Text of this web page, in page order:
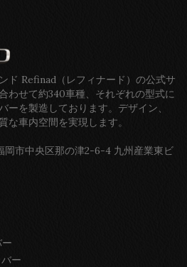
ド Refinad（レフィナード）の公式サ
わせて約340車種、それぞれの型式に
ーを製造しております。デザイン、
な車内空間を実現します。
岡市中央区那の津2-6-4 九州産業東ビ
ー